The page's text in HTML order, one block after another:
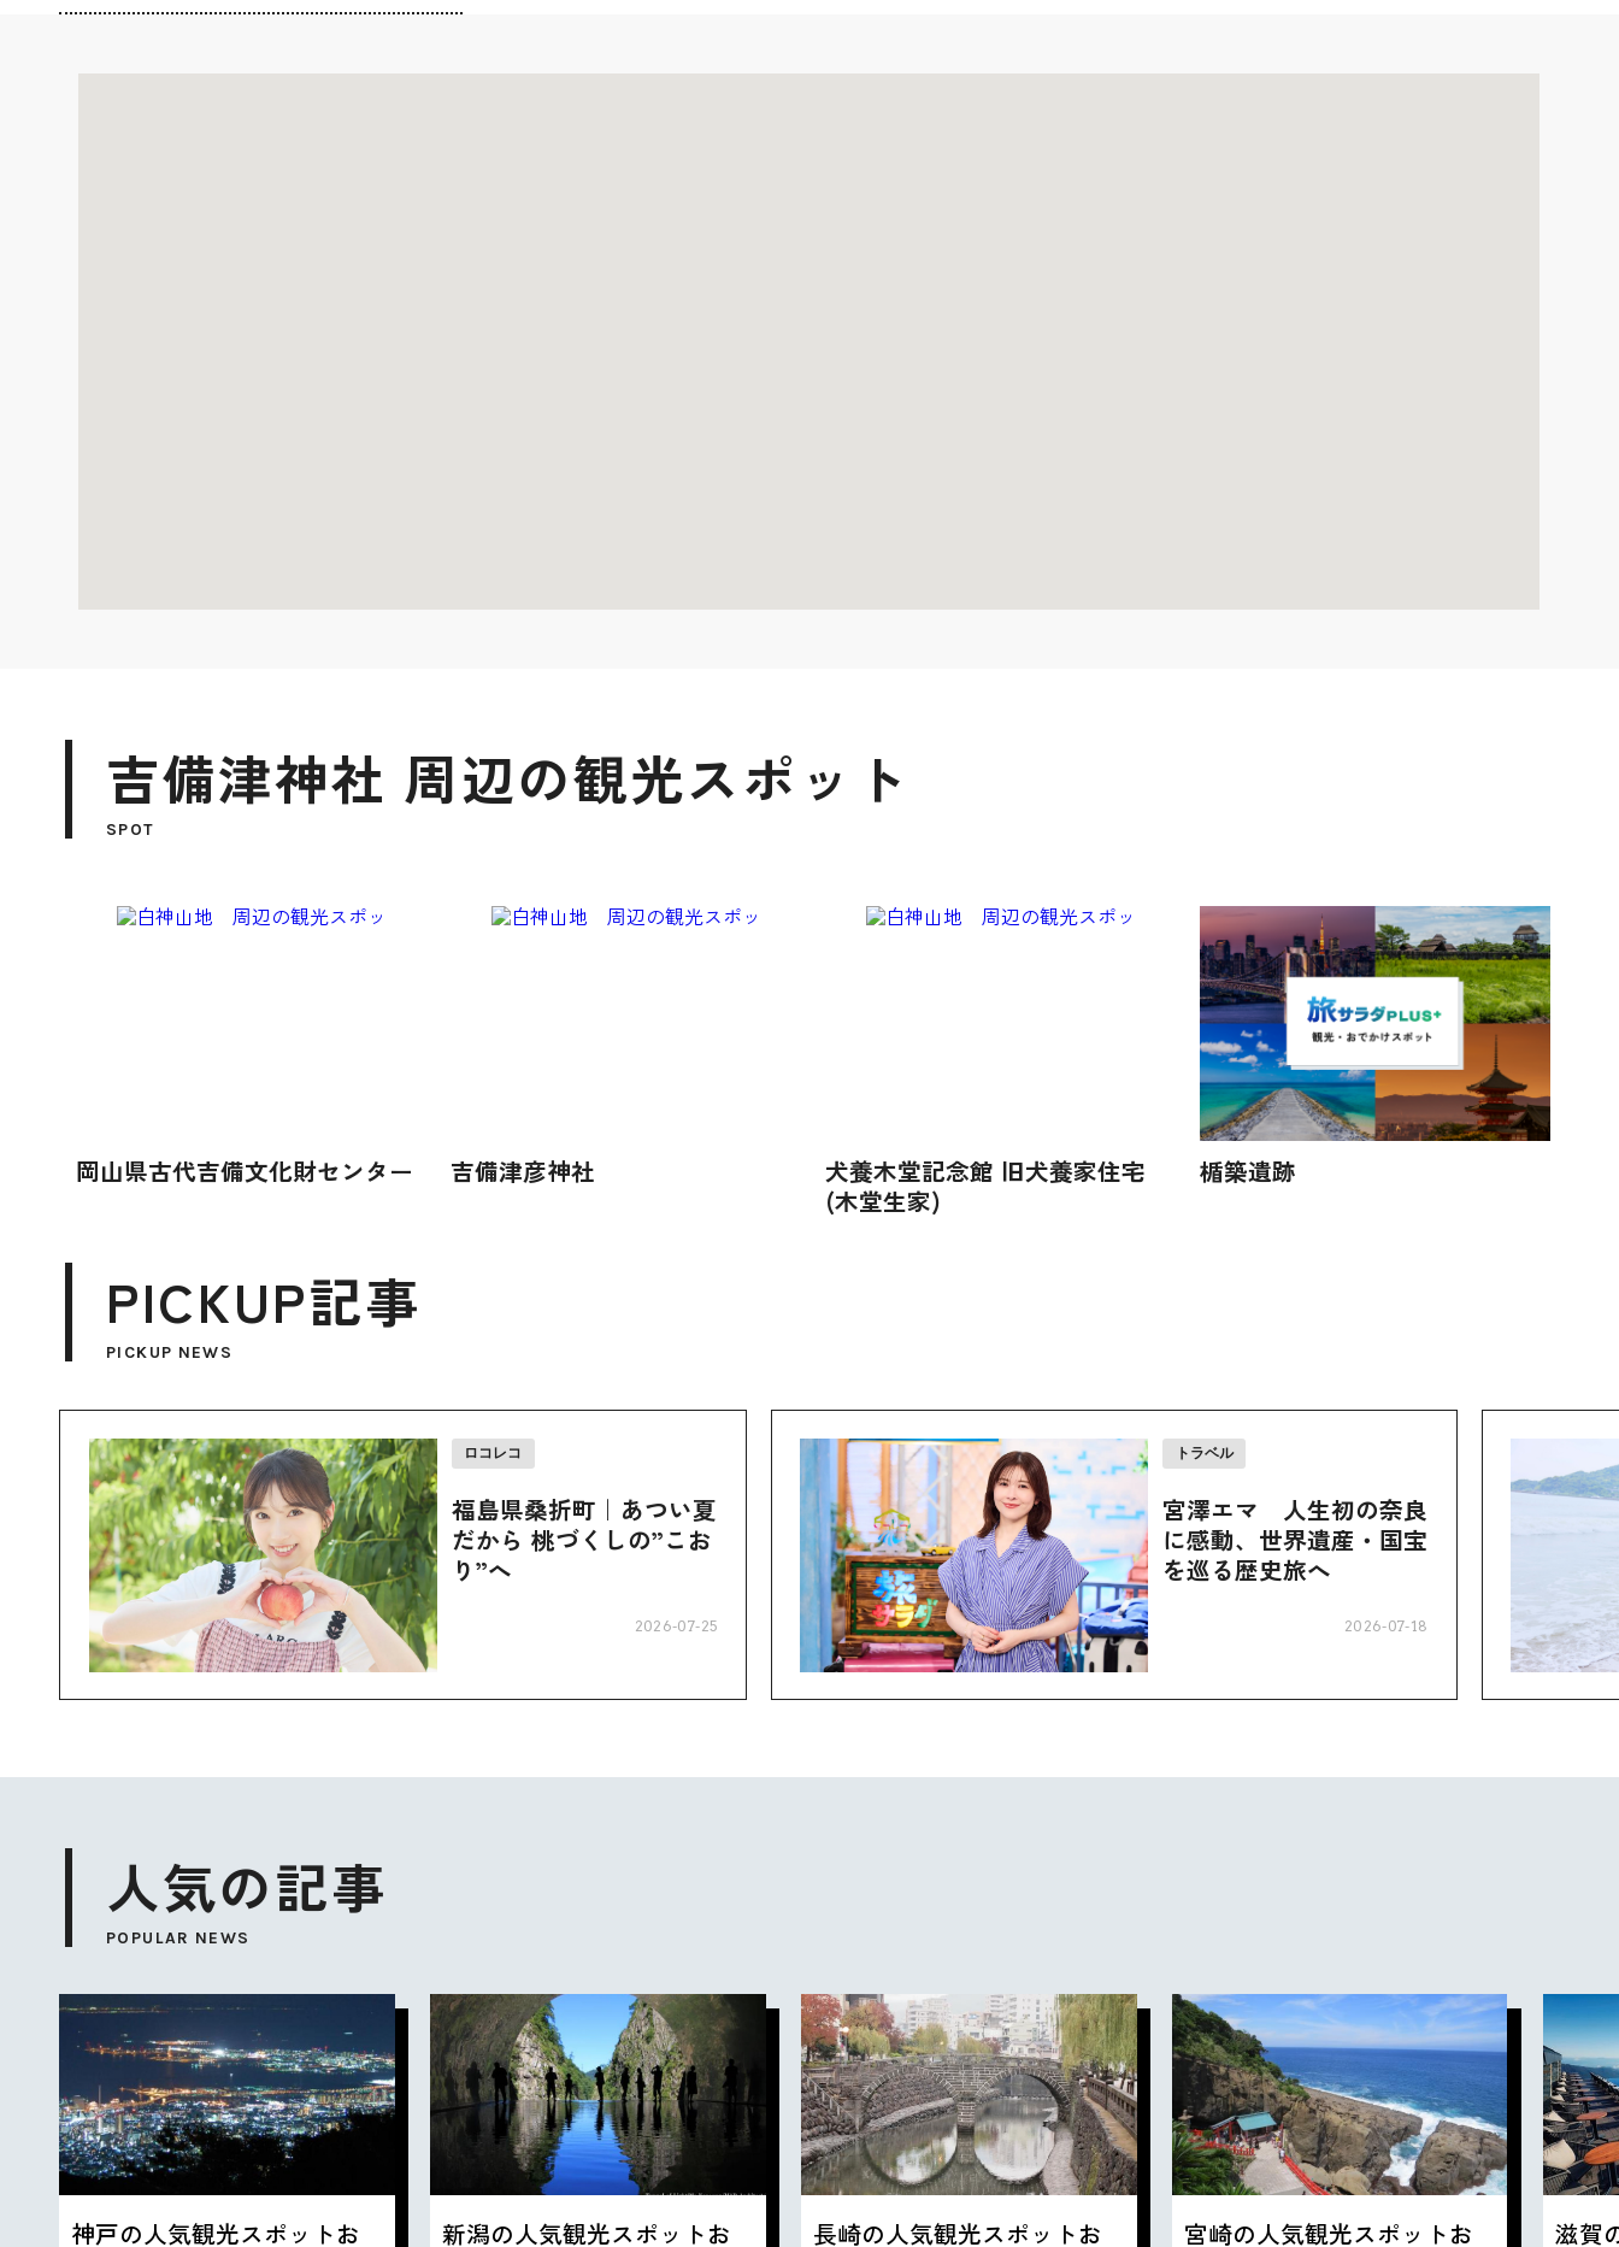
吉備津神社 周辺の観光スポット
SPOT
岡山県古代吉備文化財センター 吉備津彦神社
犬養木堂記念館 旧犬養家住宅
(木堂生家)
楯築遺跡
PICKUP記事
PICKUP NEWS
ロコレコ
福島県桑折町｜あつい夏
だから 桃づくしの”こお
り”へ
2026-07-25
トラベル
宮澤エマ 人生初の奈良
に感動、世界遺産・国宝
を巡る歴史旅へ
2026-07-18
人気の記事
POPULAR NEWS
神戸の人気観光スポットお
新潟の人気観光スポットお
長崎の人気観光スポットお
宮崎の人気観光スポットお
滋賀